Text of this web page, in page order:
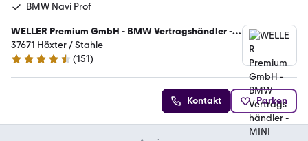
BMW Navi Prof
WELLER Premium GmbH - BMW Vertragshändler -
MINI Servicebetrieb
37671 Höxter / Stahle
4.5 Sterne
(151)
Kontakt Parken